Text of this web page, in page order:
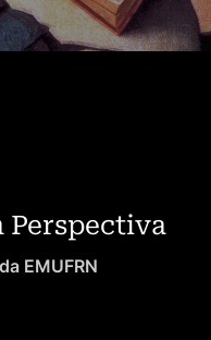
Perspectiva
EMUFRN